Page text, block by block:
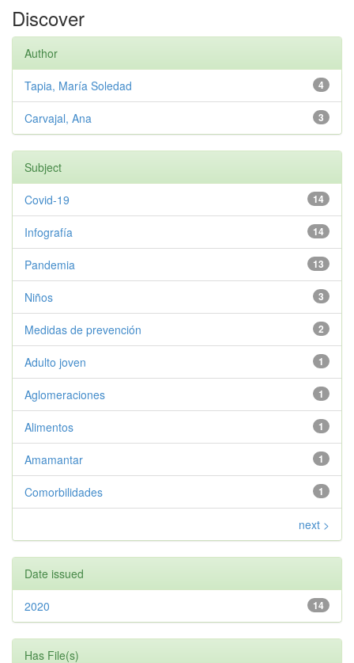
Discover
Author
4
Tapia, María Soledad
3
Carvajal, Ana
Subject
14
Covid-19
14
Infografía
13
Pandemia
3
Niños
2
Medidas de prevención
1
Adulto joven
1
Aglomeraciones
1
Alimentos
1
Amamantar
1
Comorbilidades
next >
Date issued
14
2020
Has File(s)